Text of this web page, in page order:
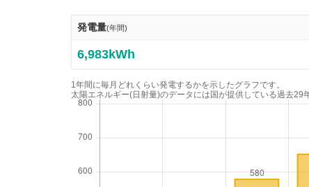
発電量(年間)
6,983kWh
1年間に毎月どれくらい発電するかを示したグラフです。
太陽エネルギー(日射量)のデータには国が提供している過去29